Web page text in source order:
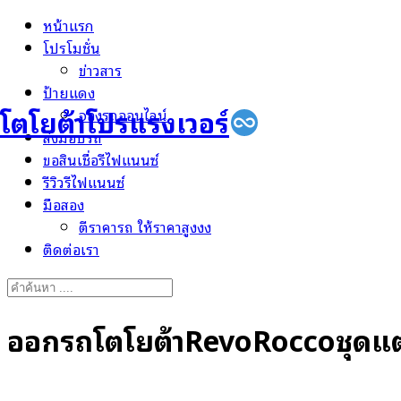
Skip
โตโยต้าโปรแรงเวอร์
หน้าแรก
โปรโมชั่น
ข่าวสาร
ป้ายแดง
จองรถออนไลน์
ส่งมอบรถ
ขอสินเชื่อรีไฟแนนซ์
รีวิวรีไฟแนนซ์
มือสอง
ตีราคารถ ให้ราคาสูงงง
ติดต่อเรา
Search
ออกรถโตโยต้าRevoRoccoชุด